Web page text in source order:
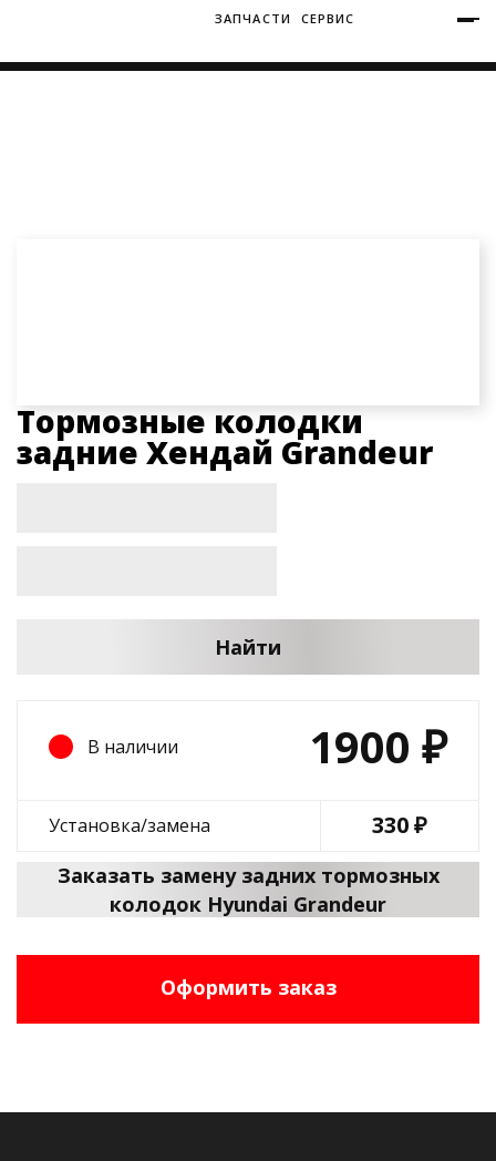
ЗАПЧАСТИ СЕРВИС
Тормозные колодки
задние Хендай Grandeur
Найти
В наличии 1900 ₽
Установка/замена 330 ₽
Заказать замену задних тормозных
колодок Hyundai Grandeur
Оформить заказ